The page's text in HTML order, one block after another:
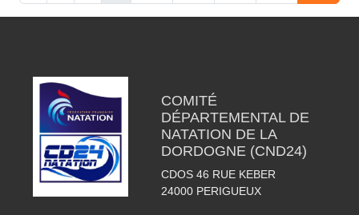
COMITÉ
DÉPARTEMENTAL DE
NATATION DE LA
DORDOGNE (CND24)
CDOS 46 RUE KEBER
24000 PERIGUEUX